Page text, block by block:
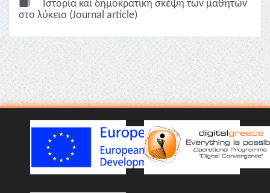
Ιστορία και δημοκρατική σκέψη των μαθητών
στο λύκειο (Journal article)